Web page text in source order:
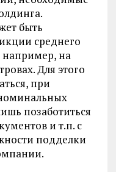
быть
среднего
например, на
Для этого
при
позаботиться
и т.п. с
подделки